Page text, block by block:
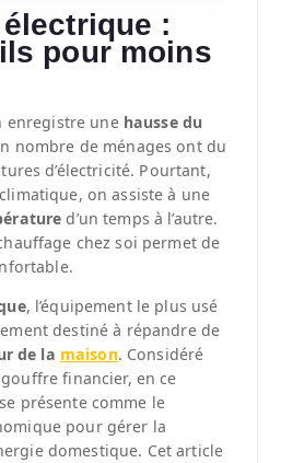
:
pour moins
enregistre une hausse du
nombre de ménages ont du
d’électricité. Pourtant,
on assiste à une
d’un temps à l’autre.
chez soi permet de
, l’équipement le plus usé
destiné à répandre de
de la maison. Considéré
financier, en ce
présente comme le
pour gérer la
domestique. Cet article